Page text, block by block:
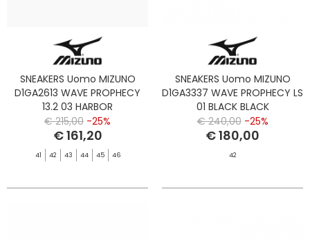
SNEAKERS Uomo MIZUNO
D1GA2613 WAVE PROPHECY
13.2 03 HARBOR
MIST/BLACK/VIBRANT G
€ 215,00 -25%
€ 161,20
41 42 43 44 45 46
SNEAKERS Uomo MIZUNO
D1GA3337 WAVE PROPHECY LS
01 BLACK BLACK
€ 240,00 -25%
€ 180,00
42